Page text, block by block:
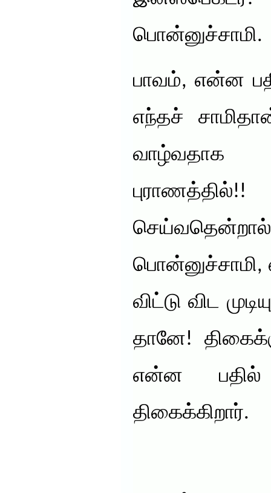
பொன்னுச்சாமி.
பாவம், என்ன
எந்தச்
வாழ்வதாக
விட்டு விட
தானே!
என்ன பதில்
திகைக்கிறார்.